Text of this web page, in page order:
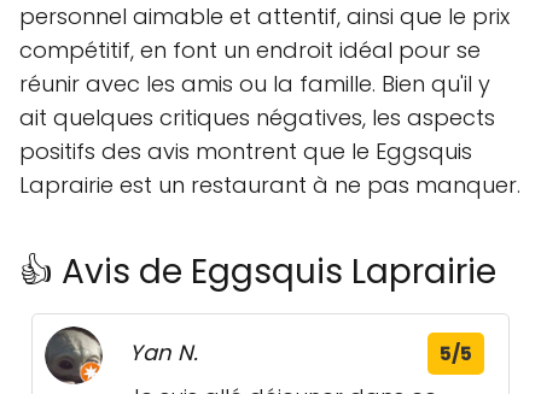
personnel aimable et attentif, ainsi que le prix
compétitif, en font un endroit idéal pour se
réunir avec les amis ou la famille. Bien qu'il y
ait quelques critiques négatives, les aspects
positifs des avis montrent que le Eggsquis
Laprairie est un restaurant à ne pas manquer.
👍 Avis de Eggsquis Laprairie
Yan N. 5/5